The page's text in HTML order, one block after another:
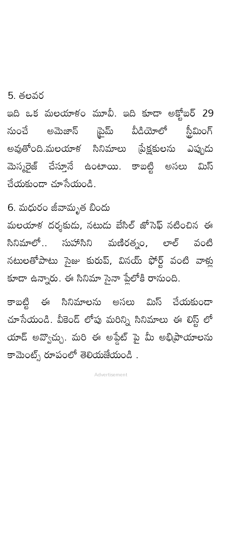
5. తలవర
ఇది ఒక మలయాళం మూవీ. ఇది కూడా అక్టోబర్ 29
నుంచే అమెజాన్ ప్రైమ్ వీడియోలో స్ట్రీమింగ్
అవుతోంది.మలయాళ సినిమాలు ప్రేక్షకులను ఎప్పుడు
మెస్మరైజ్ చేస్తూనే ఉంటాయి. కాబట్టి అసలు మిస్
చేయకుండా చూసేయండి.
6. మధురం జీవామృత బిందు
మలయాళ దర్శకుడు, నటుడు బేసిల్ జోసెఫ్ నటించిన ఈ
సినిమాలో.. సుహాసిని మణిరత్నం, లాల్ వంటి
నటులతోపాటు సైజు కురుప్, వినయ్ ఫోర్ట్ వంటి వాళ్లు
కూడా ఉన్నారు. ఈ సినిమా సైనా ప్లేలోకి రానుంది.
కాబట్టి ఈ సినిమాలను అసలు మిస్ చేయకుండా
చూసేయండి. వీకెండ్ లోపు మరిన్ని సినిమాలు ఈ లిస్ట్ లో
యాడ్ అవ్వొచ్చు. మరి ఈ అప్డేట్ పై మీ అభిప్రాయాలను
కామెంట్స్ రూపంలో తెలియజేయండి .